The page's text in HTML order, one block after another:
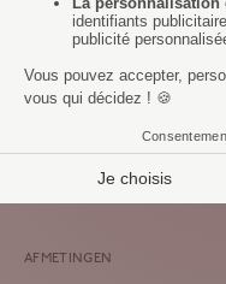
toe te voegen aan je
AFMETINGEN